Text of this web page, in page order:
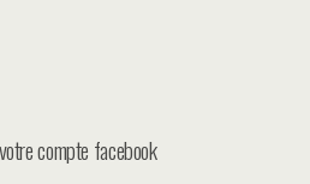
compte facebook